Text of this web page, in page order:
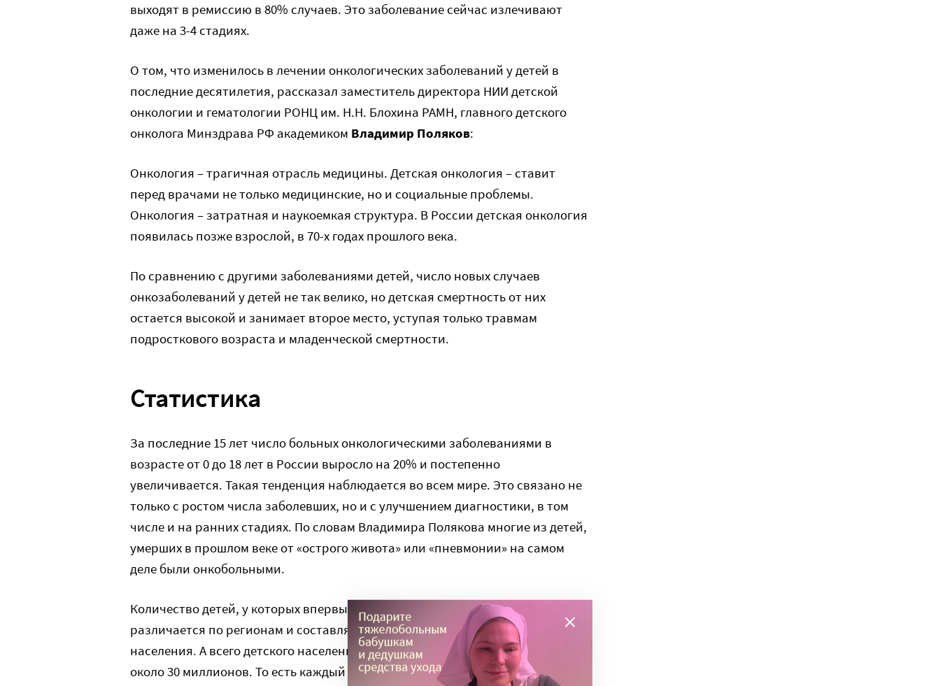
выходят в ремиссию в 80% случаев. Это заболевание сейчас излечивают
даже на 3-4 стадиях.
О том, что изменилось в лечении онкологических заболеваний у детей в
последние десятилетия, рассказал заместитель директора НИИ детской
онкологии и гематологии РОНЦ им. Н.Н. Блохина РАМН, главного детского
онколога Минздрава РФ академиком Владимир Поляков:
Онкология – трагичная отрасль медицины. Детская онкология – ставит
перед врачами не только медицинские, но и социальные проблемы.
Онкология – затратная и наукоемкая структура. В России детская онкология
появилась позже взрослой, в 70-х годах прошлого века.
По сравнению с другими заболеваниями детей, число новых случаев
онкозаболеваний у детей не так велико, но детская смертность от них
остается высокой и занимает второе место, уступая только травмам
подросткового возраста и младенческой смертности.
Статистика
За последние 15 лет число больных онкологическими заболеваниями в
возрасте от 0 до 18 лет в России выросло на 20% и постепенно
увеличивается. Такая тенденция наблюдается во всем мире. Это связано не
только с ростом числа заболевших, но и с улучшением диагностики, в том
числе и на ранних стадиях. По словам Владимира Полякова многие из детей,
умерших в прошлом веке от «острого живота» или «пневмонии» на самом
деле были онкобольными.
Количество детей, у которых впервые выявлено онкозаболевание, в России
различается по регионам и составляет от 9 до 15 детей на 100 тысяч детского
населения. А всего детского населения, то есть детей до 15 лет, в России
около 30 миллионов. То есть каждый год злокачественными